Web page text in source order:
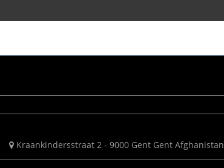
Kraankindersstraat 2 - 9000 Gent Gent Afghanistan